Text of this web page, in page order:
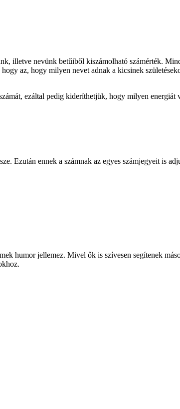
illetve nevünk betűiből kiszámolható számérték.
az, hogy milyen nevet adnak a kicsinek
ezáltal pedig kideríthetjük, hogy milyen energiát
Ezután ennek a számnak az egyes számjegyeit is
humor jellemez. Mivel ők is szívesen segítenek